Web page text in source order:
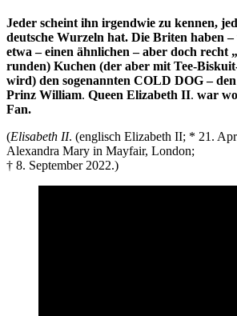
Jeder scheint ihn irgendwie zu kennen,
deutsche Wurzeln hat. Die Briten haben –
etwa – einen ähnlichen – aber doch recht
runden) Kuchen (der aber mit Tee-
wird) den sogenannten COLD DOG –
Prinz William. Queen Elizabeth II. war
Fan.
(Elisabeth II. (englisch Elizabeth II; * 21.
Alexandra Mary in Mayfair, London;
† 8. September 2022.)